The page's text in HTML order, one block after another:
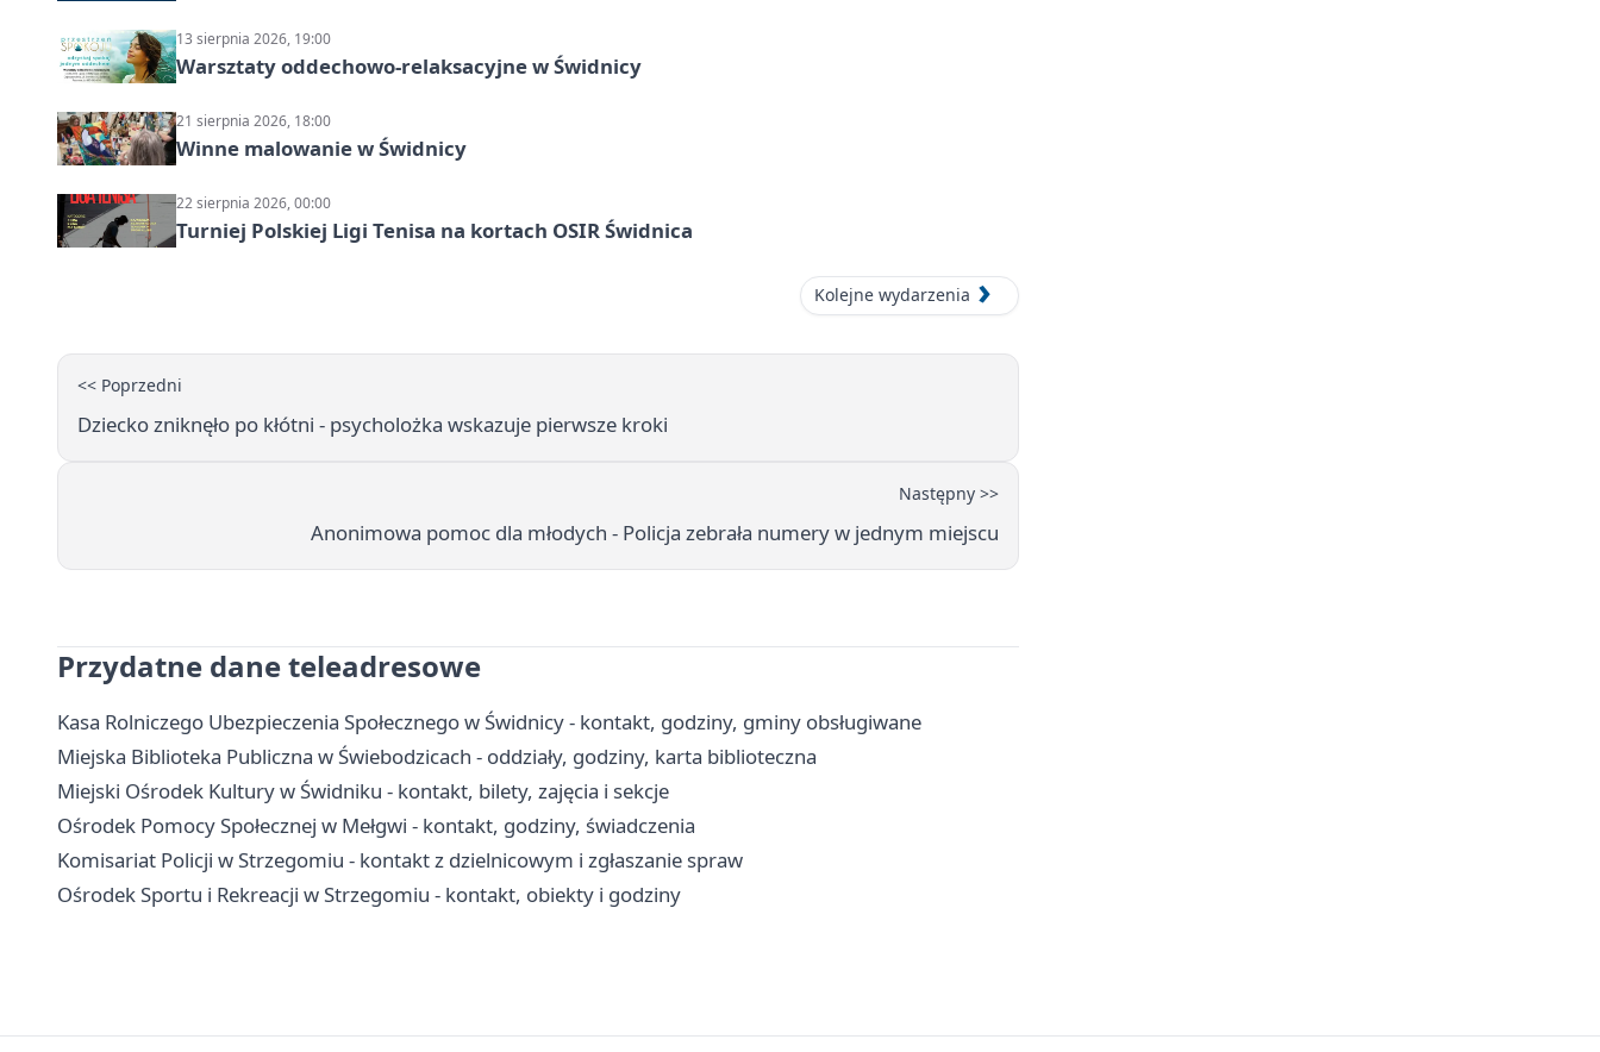
13 sierpnia 2026, 19:00
Warsztaty oddechowo-relaksacyjne w Świdnicy
21 sierpnia 2026, 18:00
Winne malowanie w Świdnicy
22 sierpnia 2026, 00:00
Turniej Polskiej Ligi Tenisa na kortach OSIR Świdnica
Kolejne wydarzenia
<< Poprzedni
Dziecko zniknęło po kłótni - psycholożka wskazuje pierwsze kroki
Następny >>
Anonimowa pomoc dla młodych - Policja zebrała numery w jednym miejscu
Przydatne dane teleadresowe
Kasa Rolniczego Ubezpieczenia Społecznego w Świdnicy - kontakt, godziny, gminy obsługiwane
Miejska Biblioteka Publiczna w Świebodzicach - oddziały, godziny, karta biblioteczna
Miejski Ośrodek Kultury w Świdniku - kontakt, bilety, zajęcia i sekcje
Ośrodek Pomocy Społecznej w Mełgwi - kontakt, godziny, świadczenia
Komisariat Policji w Strzegomiu - kontakt z dzielnicowym i zgłaszanie spraw
Ośrodek Sportu i Rekreacji w Strzegomiu - kontakt, obiekty i godziny